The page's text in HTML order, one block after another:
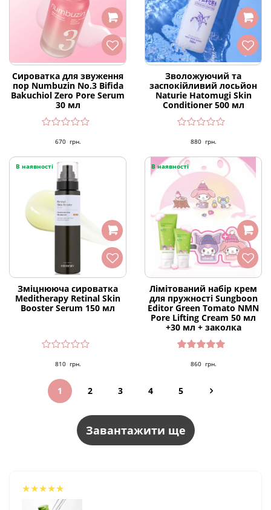
Сироватка для звуження
пор Numbuzin No.3 Bifida
Bakuchiol Zero Pore Serum
30 мл
670 грн.
Зволожуючий та
заспокійливий лосьйон
Naturie Hatomugi Skin
Conditioner 500 мл
880 грн.
В наявності
Зміцнююча сироватка
Meditherapy Retinal Skin
Booster Serum 150 мл
810 грн.
В наявності
Лімітований набір крем
для пружності Sungboon
Editor Green Tomato NMN
Pore Lifting Cream 50 мл
+30 мл + заколка
5.00з 5
860 грн.
1 2 3 4 5
Завантажити ще
★★★★★